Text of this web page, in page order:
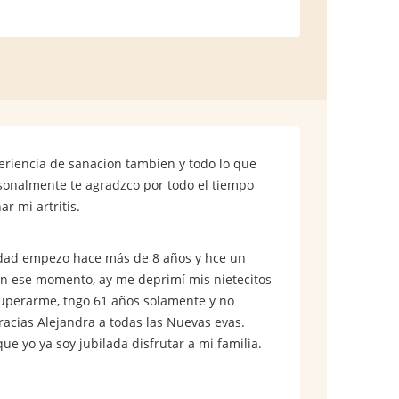
de sanacion tambien y todo lo que
te agradzco por todo el tiempo
mi artritis.
empezo hace más de 8 años y hce un
ese momento, ay me deprimí mis nietecitos
tngo 61 años solamente y no
Alejandra a todas las Nuevas evas.
yo ya soy jubilada disfrutar a mi familia.